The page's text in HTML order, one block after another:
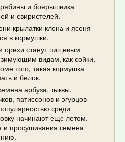
и боярышника
и свиристелей.
крылатки клена и ясеня
в кормушки.
орехи станут пищевым
видам, как сойки,
того, такая кормушка
и белок.
арбуза, тыквы,
патиссонов и огурцов
среди
начинают еще летом.
и просушивания семена